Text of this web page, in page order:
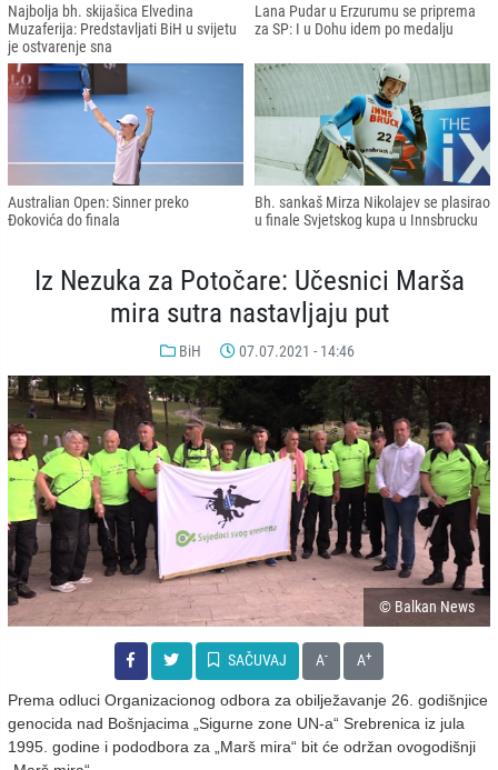
Najbolja bh. skijašica Elvedina
Muzaferija: Predstavljati BiH u svijetu
je ostvarenje sna
Lana Pudar u Erzurumu se priprema
za SP: I u Dohu idem po medalju
Australian Open: Sinner preko
Đokovića do finala
Bh. sankaš Mirza Nikolajev se plasirao
u finale Svjetskog kupa u Innsbrucku
Iz Nezuka za Potočare: Učesnici Marša
mira sutra nastavljaju put
BiH 07.07.2021 - 14:46
© Balkan News
SAČUVAJ A- A+
Prema odluci Organizacionog odbora za obilježavanje 26. godišnjice
genocida nad Bošnjacima „Sigurne zone UN-a“ Srebrenica iz jula
1995. godine i pododbora za „Marš mira“ bit će održan ovogodišnji